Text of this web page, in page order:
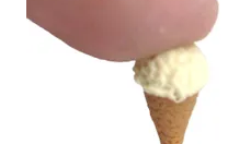
Ersättning om du inte får